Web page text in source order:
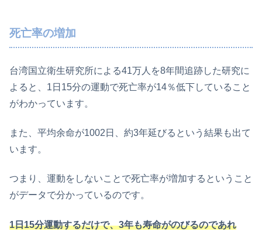
死亡率の増加
台湾国立衛生研究所による41万人を8年間追跡した研究に
よると、1日15分の運動で死亡率が14％低下していること
がわかっています。
また、平均余命が1002日、約3年延びるという結果も出て
います。
つまり、運動をしないことで死亡率が増加するということ
がデータで分かっているのです。
1日15分運動するだけで、3年も寿命がのびるのであれ